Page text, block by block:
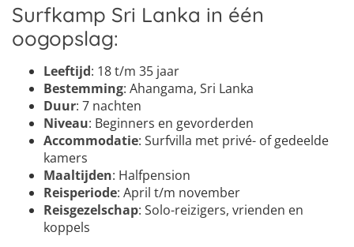
Surfkamp Sri Lanka in één
oogopslag:
Leeftijd: 18 t/m 35 jaar
Bestemming: Ahangama, Sri Lanka
Duur: 7 nachten
Niveau: Beginners en gevorderden
Accommodatie: Surfvilla met privé- of gedeelde
kamers
Maaltijden: Halfpension
Reisperiode: April t/m november
Reisgezelschap: Solo-reizigers, vrienden en
koppels